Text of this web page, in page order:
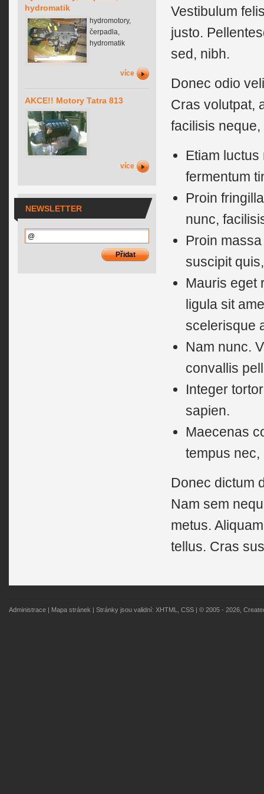
hydromatik
hydromotory,
čerpadla,
hydromatik
více
AKCE!! Motory Tatra 813
více
NEWSLETTER
Vestibulum
justo.
sed, nibh.
Donec odio
Cras volutpat,
facilisis
Etiam
fermentum
Proin
nunc,
Proin
suscipit
Mauris eget
ligula sit
scelerisque
Nam nunc.
convallis
Integer
sapien.
Maecenas
tempus
Donec dictum
Nam sem
metus.
tellus. Cras
Administrace Mapa stránek | Stránky jsou validní: XHTML, CSS | © 2005 - 2026,